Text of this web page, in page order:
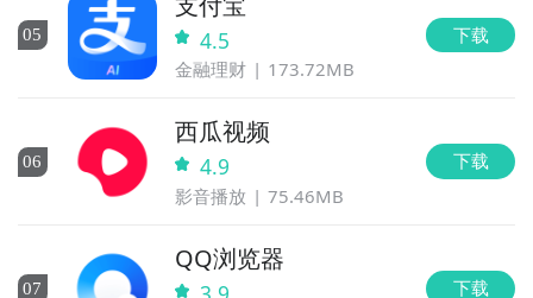
05 4.5
金融理财 173.72MB
下载
06
西瓜视频
4.9
影音播放 75.46MB
下载
07
QQ浏览器
下载